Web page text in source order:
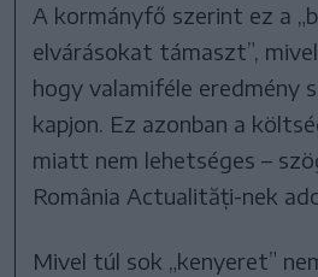
A kormányfő szerint ez a
elvárásokat támaszt”,
hogy valamiféle eredmény
kapjon. Ez azonban a
miatt nem lehetséges –
România Actualități-nek
Mivel túl sok „kenyeret”